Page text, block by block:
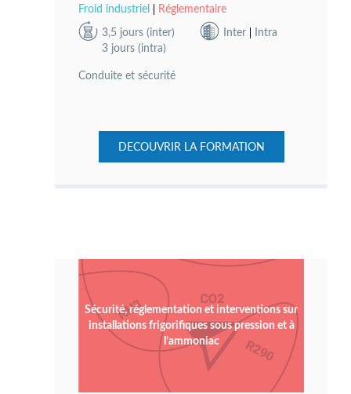
Froid industriel
Réglementaire
3,5 jours (inter)
3 jours (intra)
Inter Intra
Conduite et sécurité
DECOUVRIR LA FORMATION
Sécurité, réglementation et interventions sur
installations frigorifiques sous pression et à
l’ammoniac